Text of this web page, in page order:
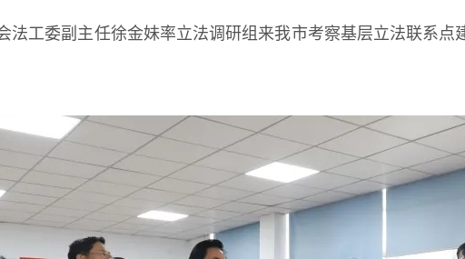
法工委副主任徐金妹率立法调研组来我市考察基层立法联系